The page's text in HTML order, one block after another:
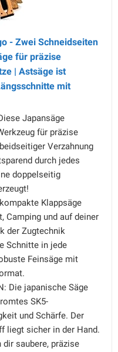
- Zwei Schneidseiten
für präzise
| Astsäge ist
mit
Japansäge
für präzise
Verzahnung
durch jedes
doppelseitig
Klappsäge
Camping und auf deiner
der Zugtechnik
Schnitte in jede
Feinsäge mit
Die japanische Säge
SK5-
und Schärfe. Der
liegt sicher in der Hand.
saubere, präzise